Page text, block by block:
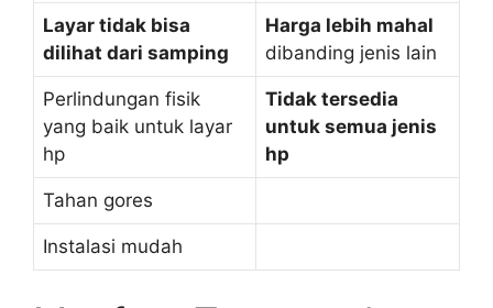
Layar tidak bisa
dilihat dari samping
Harga lebih mahal
dibanding jenis lain
Perlindungan fisik
yang baik untuk layar
hp
Tidak tersedia
untuk semua jenis
hp
Tahan gores
Instalasi mudah